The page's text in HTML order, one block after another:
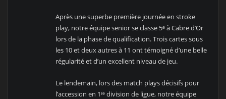
Après une superbe première journée en stroke
play, notre équipe senior se classe 5ᵉ à Cabre d’Or
lors de la phase de qualification. Trois cartes sous
les 10 et deux autres à 11 ont témoigné d’une belle
régularité et d’un excellent niveau de jeu.
Le lendemain, lors des match plays décisifs pour
l’accession en 1ʳᵉ division de ligue, notre équipe